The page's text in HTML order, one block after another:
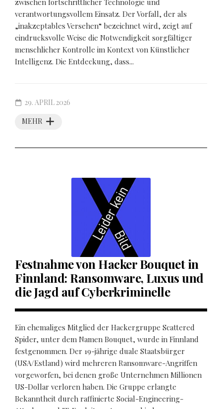
zwischen fortschrittlicher Technologie und
verantwortungsvollem Einsatz. Der Vorfall, der als
„inakzeptables Versehen“ bezeichnet wird, zeigt auf
eindrucksvolle Weise die Notwendigkeit sorgfältiger
menschlicher Kontrolle im Kontext von Künstlicher
Intelligenz. Die Entdeckung, dass...
MEHR
29. APRIL 2026
Festnahme von Hacker Bouquet in
Finnland: Ransomware, Luxus und
die Jagd auf Cyberkriminelle
Ein ehemaliges Mitglied der Hackergruppe Scattered
Spider, unter dem Namen Bouquet, wurde in Finnland
festgenommen. Der 19-jährige duale Staatsbürger
(USA/Estland) wird mehreren Ransomware-Angriffen
vorgeworfen, bei denen große Unternehmen Millionen
US-Dollar verloren haben. Die Gruppe erlangte
Bekanntheit durch raffinierte Social-Engineering-